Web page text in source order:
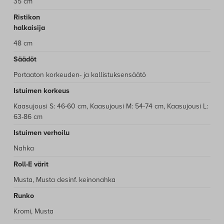
Katso kaasujousien tarkat mitat.
Tarvitsetko apua kaasujousen valintaan?Ole
yhteydessä
noutopisteet kioskeissa ja kaupoissa)
Lue tarkemmat tilaus- ja toimitusehdot
Ristikon
halkaisija
48 cm
Säädöt
Portaaton korkeuden- ja kallistuksensäätö
Istuimen korkeus
Kaasujousi S: 46-60 cm, Kaasujousi M: 54-74 cm, Kaasujousi L:
63-86 cm
Istuimen verhoilu
Nahka
Roll-E värit
Musta, Musta desinf. keinonahka
Runko
Kromi, Musta